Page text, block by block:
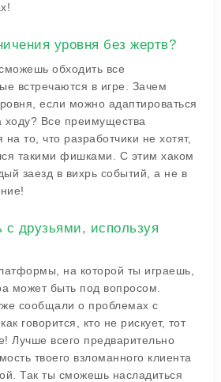
уровня без жертв?
обходить все
встречаются в игре. Зачем
если можно адаптироваться
ходу? Все преимущества
то, что разработчики не хотят,
такими фишками. С этим хаком
заезд в вихрь событий, а не в
с друзьями, используя
на которой ты играешь,
может быть под вопросом.
сообщали о проблемах с
говорится, кто не рискует, тот
Лучше всего предварительно
твоего взломанного клиента
Так ты сможешь насладиться